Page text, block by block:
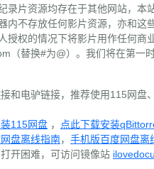
录片资源均存在于其他网站，本
内不存放任何影片资源，亦和
授权的情况下将影片用作任何
（替换#为@）。我们将在第一
和电驴链接，推荐使用115网盘
115网盘 ，
点此下载安装
盘离线指南， 手机版百度网盘离
开困难，可访问镜像站